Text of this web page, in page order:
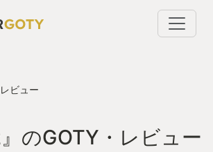
ビュー
』のGOTY・レビュー